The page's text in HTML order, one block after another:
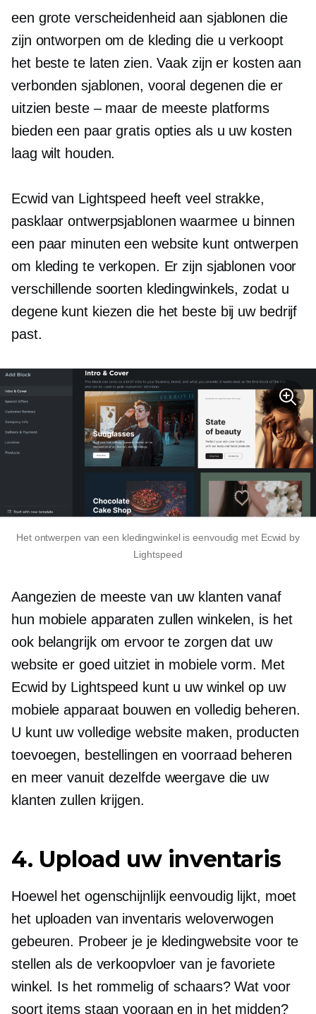
een grote verscheidenheid aan sjablonen die
zijn ontworpen om de kleding die u verkoopt
het beste te laten zien. Vaak zijn er kosten aan
verbondensjablonen, vooral degenen die er
uitzien beste – maar de meeste platforms
bieden een paar gratis opties als u uw kosten
laag wilt houden.
Ecwid van Lightspeed heeft veel strakke,
pasklaar ontwerpsjablonen waarmee u binnen
een paar minuten een website kunt ontwerpen
om kleding te verkopen. Er zijn sjablonen voor
verschillende soorten kledingwinkels, zodat u
degene kunt kiezen die het beste bij uw bedrijf
past.
Het ontwerpen van een kledingwinkel is eenvoudig met Ecwid by
Lightspeed
Aangezien de meeste van uw klanten vanaf
hun mobiele apparaten zullen winkelen, is het
ook belangrijk om ervoor te zorgen dat uw
website er goed uitziet in mobiele vorm. Met
Ecwid by Lightspeed kunt u uw winkel op uw
mobiele apparaat bouwen en volledig beheren.
U kunt uw volledige website maken, producten
toevoegen, bestellingen en voorraad beheren
en meer vanuit dezelfde weergave die uw
klanten zullen krijgen.
4. Upload uw inventaris
Hoewel het ogenschijnlijk eenvoudig lijkt, moet
het uploaden van inventaris weloverwogen
gebeuren. Probeer je je kledingwebsite voor te
stellen als de verkoopvloer van je favoriete
winkel. Is het rommelig of schaars? Wat voor
soort items staan ​​​​vooraan en in het midden?